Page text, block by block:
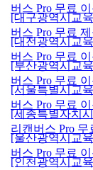
버스 Pro 무료
[대구광역시교
버스 Pro 무료
[대전광역시교
버스 Pro 무료
[부산광역시교
버스 Pro 무료
[서울특별시교
버스 Pro 무료
[세종특별자치
리캔버스 Pro 무
[울산광역시교
버스 Pro 무료
[인천광역시교